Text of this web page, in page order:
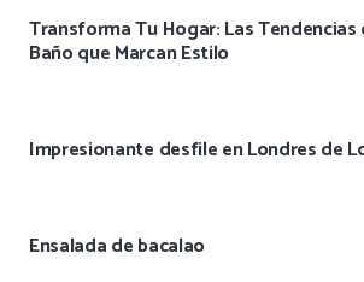
Transforma Tu Hogar: Las
Baño que Marcan Estilo
Impresionante desfile en Londres de
Ensalada de bacalao